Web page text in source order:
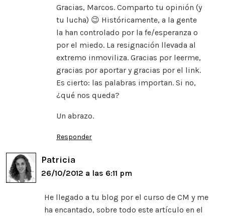
Gracias, Marcos. Comparto tu opinión (y
tu lucha) 😉 Históricamente, a la gente
la han controlado por la fe/esperanza o
por el miedo. La resignación llevada al
extremo inmoviliza. Gracias por leerme,
gracias por aportar y gracias por el link.
Es cierto: las palabras importan. Si no,
¿qué nos queda?
Un abrazo.
Responder
Patricia
26/10/2012 a las 6:11 pm
He llegado a tu blog por el curso de CM y me
ha encantado, sobre todo este artículo en el